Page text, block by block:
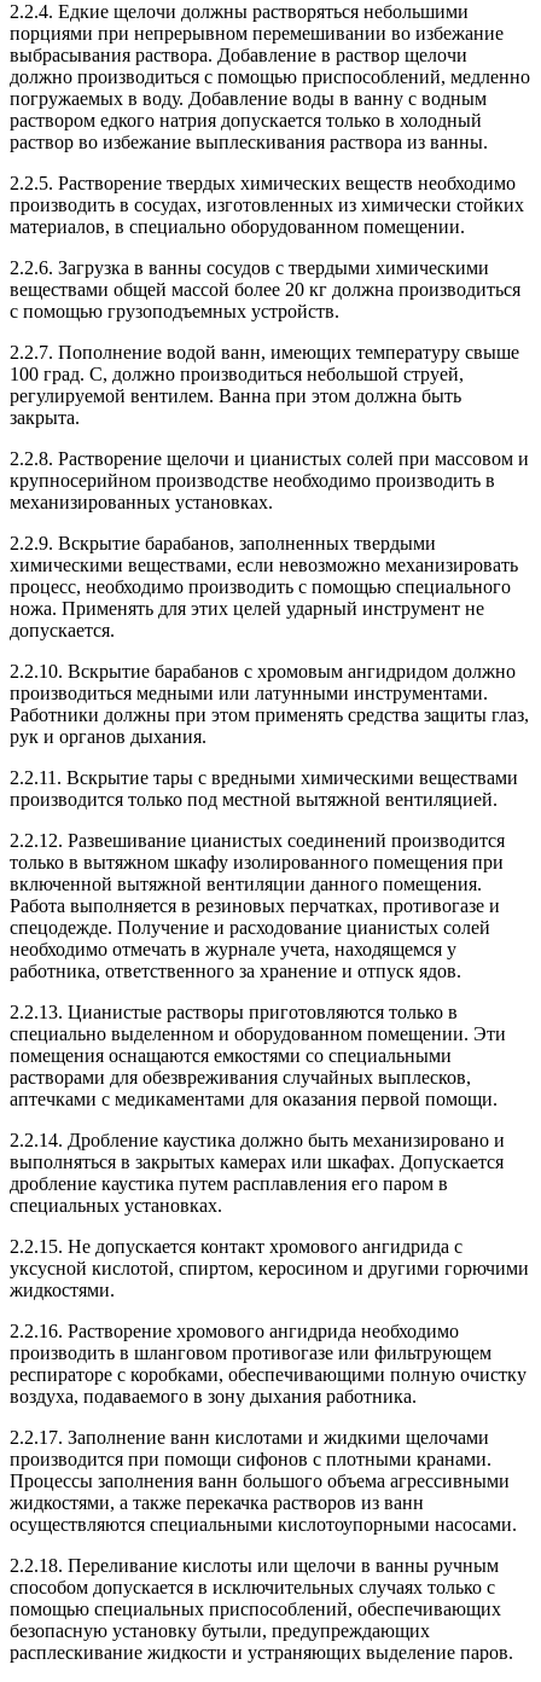
2.2.4. Едкие щелочи должны растворяться небольшими
порциями при непрерывном перемешивании во избежание
выбрасывания раствора. Добавление в раствор щелочи
должно производиться с помощью приспособлений, медленно
погружаемых в воду. Добавление воды в ванну с водным
раствором едкого натрия допускается только в холодный
раствор во избежание выплескивания раствора из ванны.
2.2.5. Растворение твердых химических веществ необходимо
производить в сосудах, изготовленных из химически стойких
материалов, в специально оборудованном помещении.
2.2.6. Загрузка в ванны сосудов с твердыми химическими
веществами общей массой более 20 кг должна производиться
с помощью грузоподъемных устройств.
2.2.7. Пополнение водой ванн, имеющих температуру свыше
100 град. C, должно производиться небольшой струей,
регулируемой вентилем. Ванна при этом должна быть
закрыта.
2.2.8. Растворение щелочи и цианистых солей при массовом и
крупносерийном производстве необходимо производить в
механизированных установках.
2.2.9. Вскрытие барабанов, заполненных твердыми
химическими веществами, если невозможно механизировать
процесс, необходимо производить с помощью специального
ножа. Применять для этих целей ударный инструмент не
допускается.
2.2.10. Вскрытие барабанов с хромовым ангидридом должно
производиться медными или латунными инструментами.
Работники должны при этом применять средства защиты глаз,
рук и органов дыхания.
2.2.11. Вскрытие тары с вредными химическими веществами
производится только под местной вытяжной вентиляцией.
2.2.12. Развешивание цианистых соединений производится
только в вытяжном шкафу изолированного помещения при
включенной вытяжной вентиляции данного помещения.
Работа выполняется в резиновых перчатках, противогазе и
спецодежде. Получение и расходование цианистых солей
необходимо отмечать в журнале учета, находящемся у
работника, ответственного за хранение и отпуск ядов.
2.2.13. Цианистые растворы приготовляются только в
специально выделенном и оборудованном помещении. Эти
помещения оснащаются емкостями со специальными
растворами для обезвреживания случайных выплесков,
аптечками с медикаментами для оказания первой помощи.
2.2.14. Дробление каустика должно быть механизировано и
выполняться в закрытых камерах или шкафах. Допускается
дробление каустика путем расплавления его паром в
специальных установках.
2.2.15. Не допускается контакт хромового ангидрида с
уксусной кислотой, спиртом, керосином и другими горючими
жидкостями.
2.2.16. Растворение хромового ангидрида необходимо
производить в шланговом противогазе или фильтрующем
респираторе с коробками, обеспечивающими полную очистку
воздуха, подаваемого в зону дыхания работника.
2.2.17. Заполнение ванн кислотами и жидкими щелочами
производится при помощи сифонов с плотными кранами.
Процессы заполнения ванн большого объема агрессивными
жидкостями, а также перекачка растворов из ванн
осуществляются специальными кислотоупорными насосами.
2.2.18. Переливание кислоты или щелочи в ванны ручным
способом допускается в исключительных случаях только с
помощью специальных приспособлений, обеспечивающих
безопасную установку бутыли, предупреждающих
расплескивание жидкости и устраняющих выделение паров.